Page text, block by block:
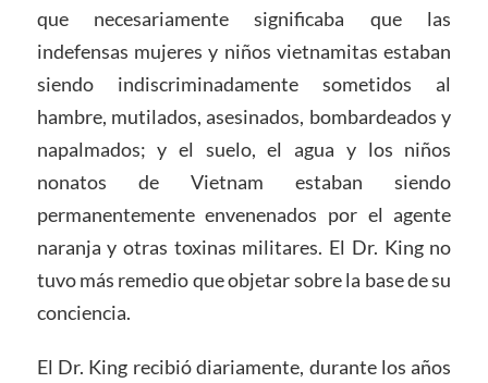
que necesariamente significaba que las
indefensas mujeres y niños vietnamitas estaban
siendo indiscriminadamente sometidos al
hambre, mutilados, asesinados, bombardeados y
napalmados; y el suelo, el agua y los niños
nonatos de Vietnam estaban siendo
permanentemente envenenados por el agente
naranja y otras toxinas militares. El Dr. King no
tuvo más remedio que objetar sobre la base de su
conciencia.
El Dr. King recibió diariamente, durante los años